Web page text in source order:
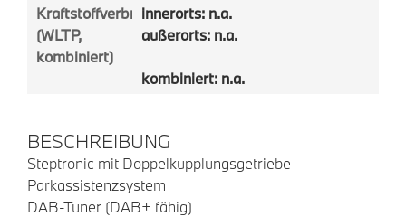
Kraftstoffverbrauch
(WLTP,
kombiniert)
innerorts: n.a.
außerorts: n.a.
kombiniert: n.a.
BESCHREIBUNG
Steptronic mit Doppelkupplungsgetriebe
Parkassistenzsystem
DAB-Tuner (DAB+ fähig)